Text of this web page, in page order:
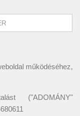
működéséhez,
("ADOMÁNY"